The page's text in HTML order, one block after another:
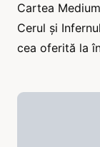
Cartea
Cerul și
cea oferită la